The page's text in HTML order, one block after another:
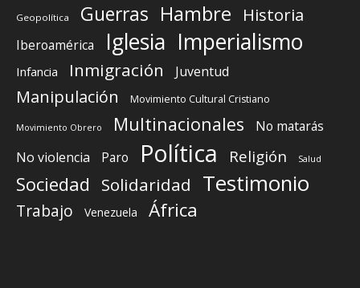
Geopolítica Guerras Hambre Historia
Iberoamérica Iglesia Imperialismo
Infancia Inmigración Juventud
Manipulación Movimiento Cultural Cristiano
Movimiento Obrero Multinacionales
No matarás
No violencia
Paro Política Religión Salud
Sociedad Solidaridad Testimonio
Trabajo Venezuela África